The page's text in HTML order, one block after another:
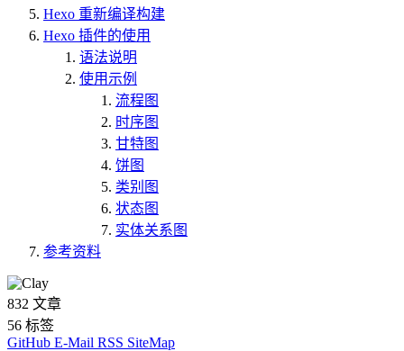
Hexo 重新编译构建
Hexo 插件的使用
语法说明
使用示例
流程图
时序图
甘特图
饼图
类别图
状态图
实体关系图
参考资料
832 文章
56 标签
GitHub E-Mail RSS SiteMap